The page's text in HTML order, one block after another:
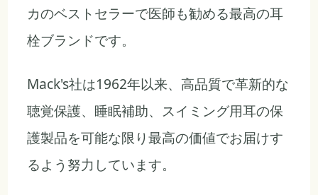
カのベストセラーで医師も勧める最高の耳
栓ブランドです。
Mack's社は1962年以来、高品質で革新的な
聴覚保護、睡眠補助、スイミング用耳の保
護製品を可能な限り最高の価値でお届けす
るよう努力しています。